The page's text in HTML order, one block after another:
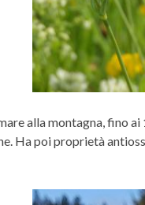
alla montagna, fino
Ha poi proprietà